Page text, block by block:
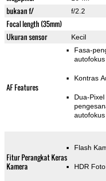
bukaan f/ f/2.2
Focal length (35mm)
Ukuran sensor Kecil
AF Features
Fasa-
autofokus
Kontras
Dua-Pixel fasa-
autofokus
Fitur Perangkat Keras
Kamera
Flash
HDR Foto